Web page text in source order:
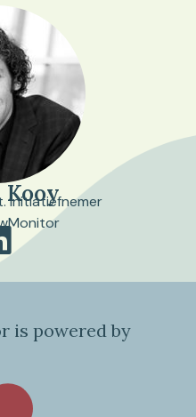
Kooy
Initiatiefnemer
is powered by